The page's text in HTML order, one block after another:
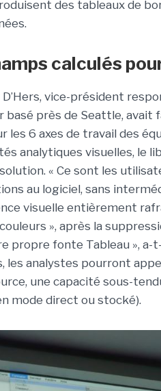
des tableaux de
calculés
vice-président
basé près de Seattle, avait
6 axes de travail des
analytiques visuelles, le
« Ce sont les
au logiciel, sans
visuelle entièrement
», après la
propre fonte Tableau »,
les analystes pourront
une capacité sous-
mode direct ou stocké).